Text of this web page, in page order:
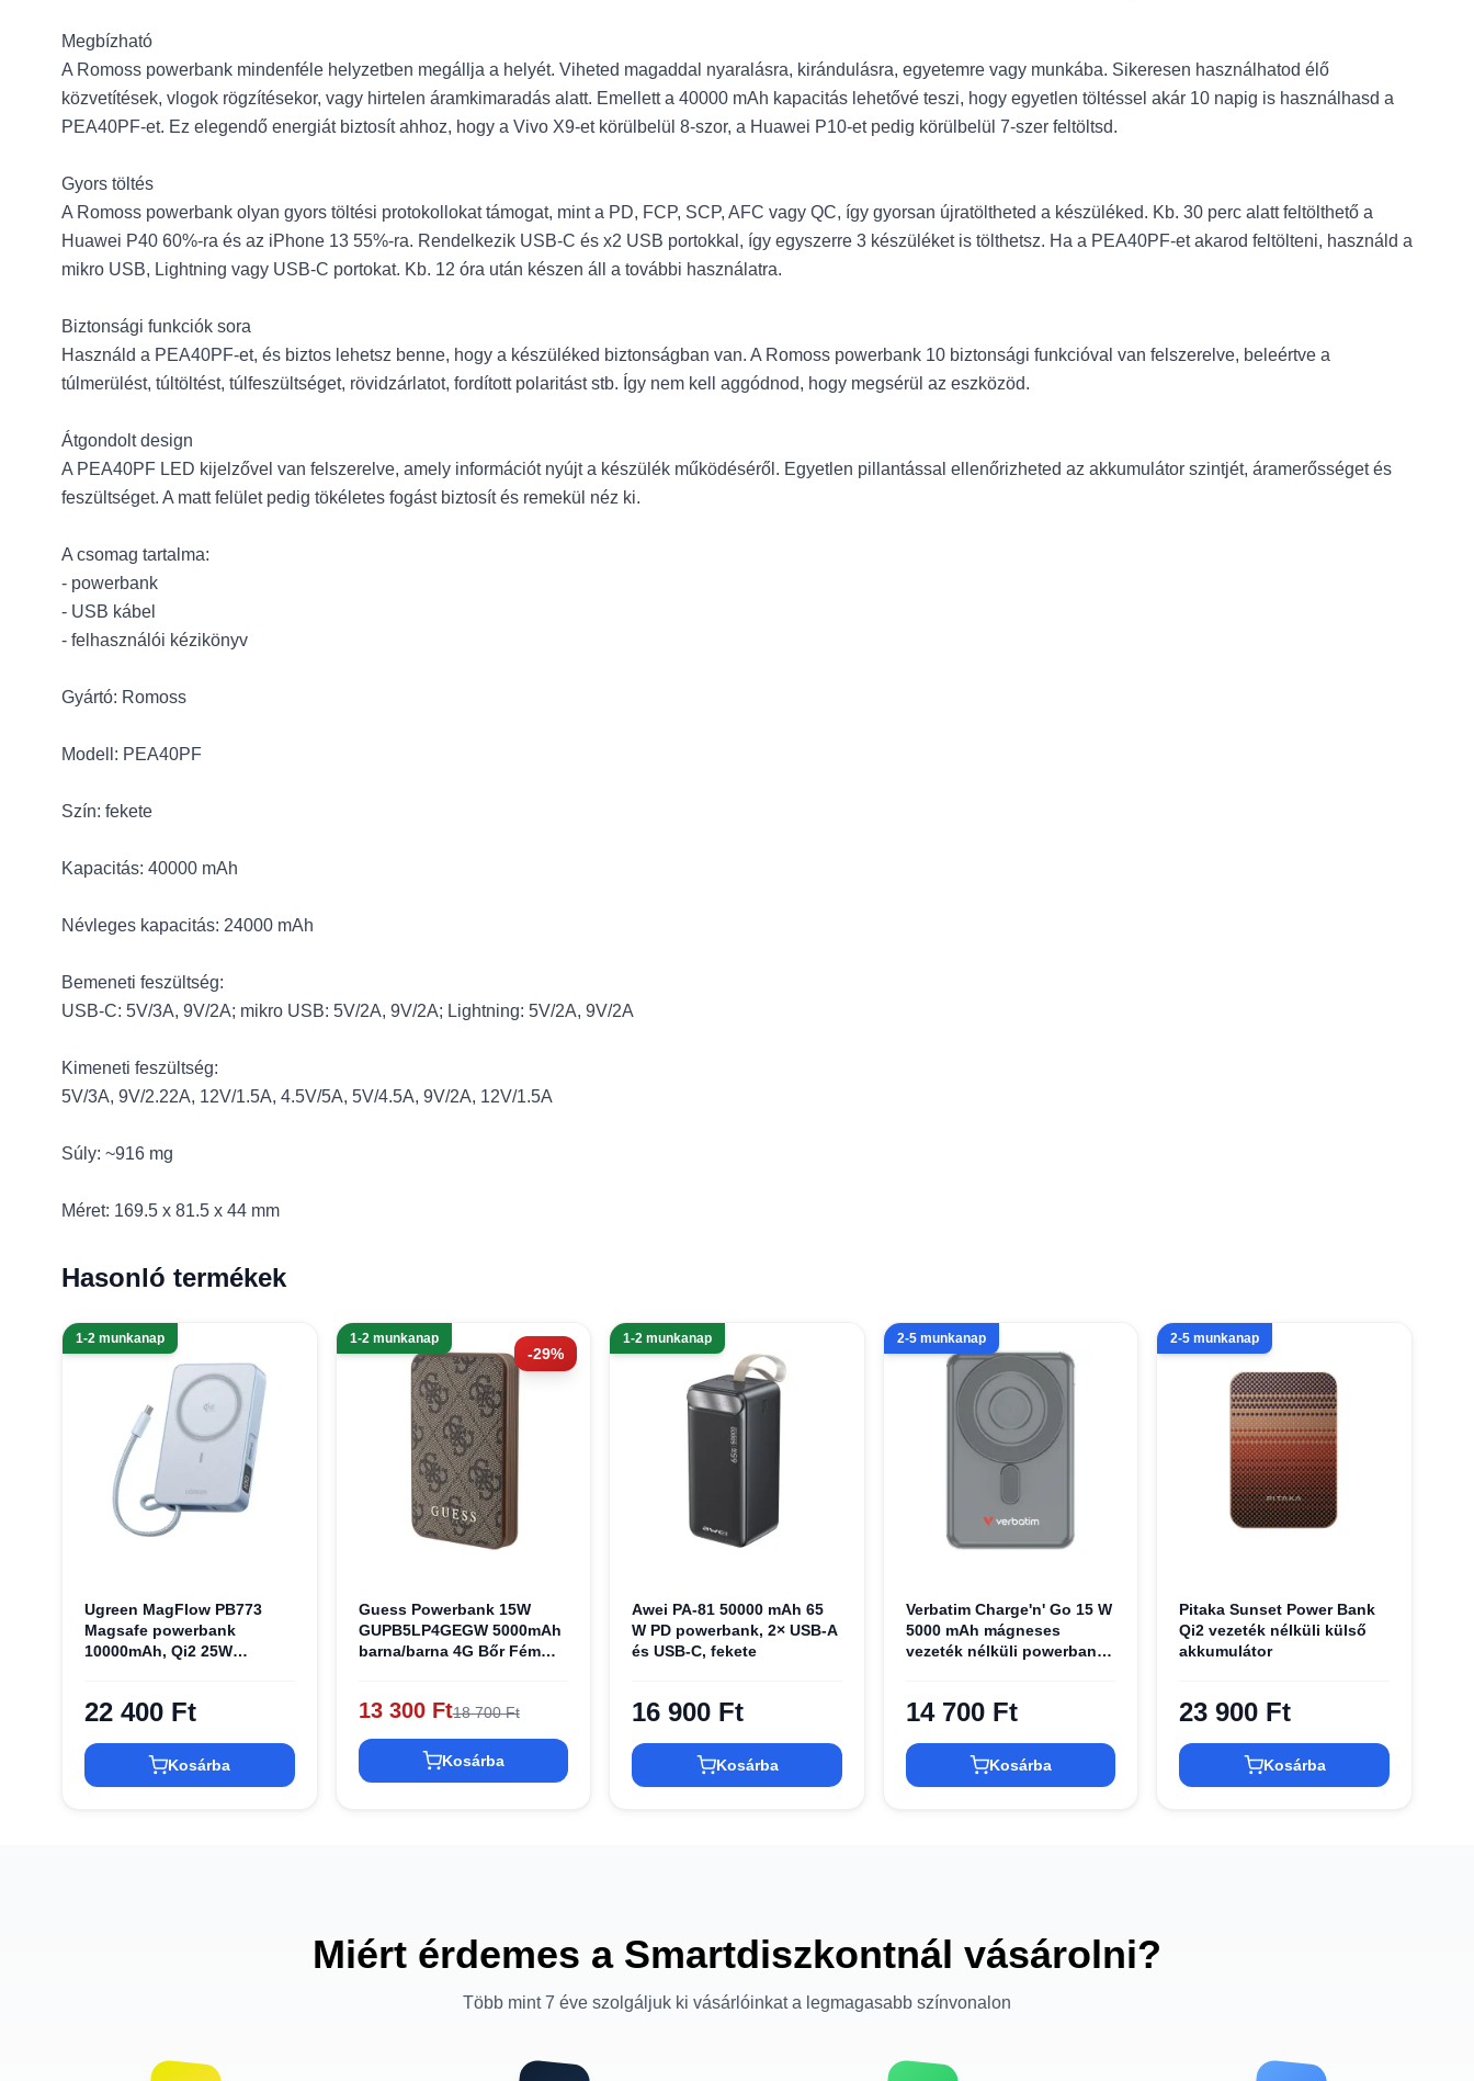
Megbízható
A Romoss powerbank mindenféle helyzetben megállja a helyét. Viheted magaddal nyaralásra, kirándulásra, egyetemre vagy munkába. Sikeresen használhatod élő
közvetítések, vlogok rögzítésekor, vagy hirtelen áramkimaradás alatt. Emellett a 40000 mAh kapacitás lehetővé teszi, hogy egyetlen töltéssel akár 10 napig is használhasd a
PEA40PF-et. Ez elegendő energiát biztosít ahhoz, hogy a Vivo X9-et körülbelül 8-szor, a Huawei P10-et pedig körülbelül 7-szer feltöltsd.
Gyors töltés
A Romoss powerbank olyan gyors töltési protokollokat támogat, mint a PD, FCP, SCP, AFC vagy QC, így gyorsan újratöltheted a készüléked. Kb. 30 perc alatt feltölthető a
Huawei P40 60%-ra és az iPhone 13 55%-ra. Rendelkezik USB-C és x2 USB portokkal, így egyszerre 3 készüléket is tölthetsz. Ha a PEA40PF-et akarod feltölteni, használd a
mikro USB, Lightning vagy USB-C portokat. Kb. 12 óra után készen áll a további használatra.
Biztonsági funkciók sora
Használd a PEA40PF-et, és biztos lehetsz benne, hogy a készüléked biztonságban van. A Romoss powerbank 10 biztonsági funkcióval van felszerelve, beleértve a
túlmerülést, túltöltést, túlfeszültséget, rövidzárlatot, fordított polaritást stb. Így nem kell aggódnod, hogy megsérül az eszközöd.
Átgondolt design
A PEA40PF LED kijelzővel van felszerelve, amely információt nyújt a készülék működéséről. Egyetlen pillantással ellenőrizheted az akkumulátor szintjét, áramerősséget és
feszültséget. A matt felület pedig tökéletes fogást biztosít és remekül néz ki.
A csomag tartalma:
- powerbank
- USB kábel
- felhasználói kézikönyv
Gyártó: Romoss
Modell: PEA40PF
Szín: fekete
Kapacitás: 40000 mAh
Névleges kapacitás: 24000 mAh
Bemeneti feszültség:
USB-C: 5V/3A, 9V/2A; mikro USB: 5V/2A, 9V/2A; Lightning: 5V/2A, 9V/2A
Kimeneti feszültség:
5V/3A, 9V/2.22A, 12V/1.5A, 4.5V/5A, 5V/4.5A, 9V/2A, 12V/1.5A
Súly: ~916 mg
Méret: 169.5 x 81.5 x 44 mm
Hasonló termékek
1-2 munkanap
Ugreen MagFlow PB773
Magsafe powerbank
10000mAh, Qi2 25W
22 400 Ft
Kosárba
-29%
1-2 munkanap
Guess Powerbank 15W
GUPB5LP4GEGW 5000mAh
barna/barna 4G Bőr Fém
13 300 Ft18 700 Ft
Kosárba
1-2 munkanap
Awei PA-81 50000 mAh 65
W PD powerbank, 2× USB-A
és USB-C, fekete
16 900 Ft
Kosárba
2-5 munkanap
Verbatim Charge'n' Go 15 W
5000 mAh mágneses
vezeték nélküli powerbank
14 700 Ft
Kosárba
2-5 munkanap
Pitaka Sunset Power Bank
Qi2 vezeték nélküli külső
akkumulátor
23 900 Ft
Kosárba
Miért érdemes a Smartdiszkontnál vásárolni?
Több mint 7 éve szolgáljuk ki vásárlóinkat a legmagasabb színvonalon